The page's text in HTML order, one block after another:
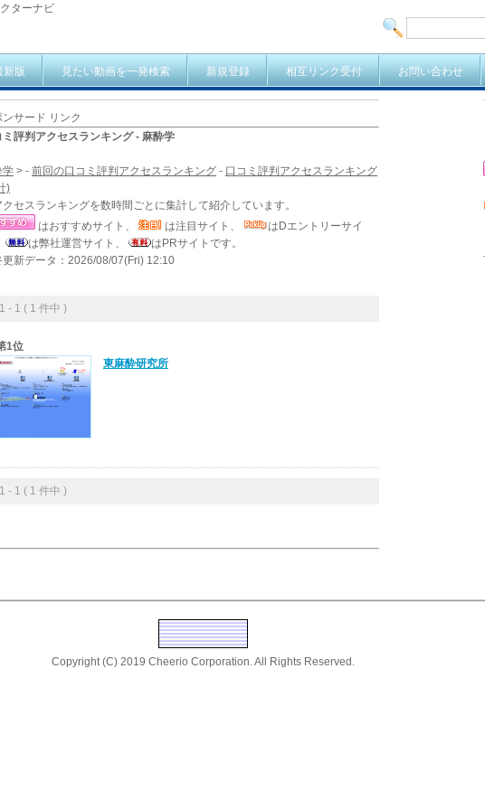
ターナビ
新版 見たい動画を一発検索 新規登録 相互リンク受付 お問い合わせ
ンサード リンク
ミ評判アクセスランキング - 麻酔学
学 > - 前回の口コミ評判アクセスランキング - 口コミ評判アクセスランキング
)
セスランキングを数時間ごとに集計して紹介しています。
はおすすめサイト、
は注目サイト、
はDエントリーサイ
は弊社運営サイト、
はPRサイトです。
更新データ：2026/08/07(Fri) 12:10
1 ( 1 件中 )
1位
東麻酔研究所
1 ( 1 件中 )
Copyright (C) 2019 Cheerio Corporation. All Rights Reserved.